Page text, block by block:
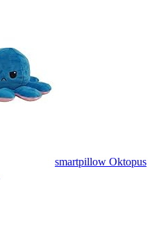
smartpillow Oktopus